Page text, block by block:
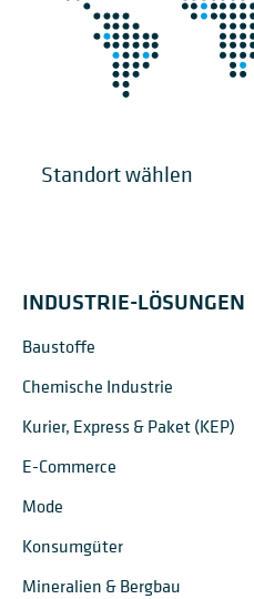
INDUSTRIE-LÖSUNGEN
Baustoffe
Chemische Industrie
Kurier, Express & Paket (KEP)
E-Commerce
Mode
Konsumgüter
Mineralien & Bergbau